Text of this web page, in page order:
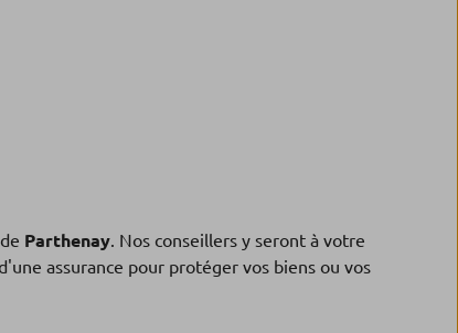
Parthenay. Nos conseillers y seront à votre
assurance pour protéger vos biens ou vos